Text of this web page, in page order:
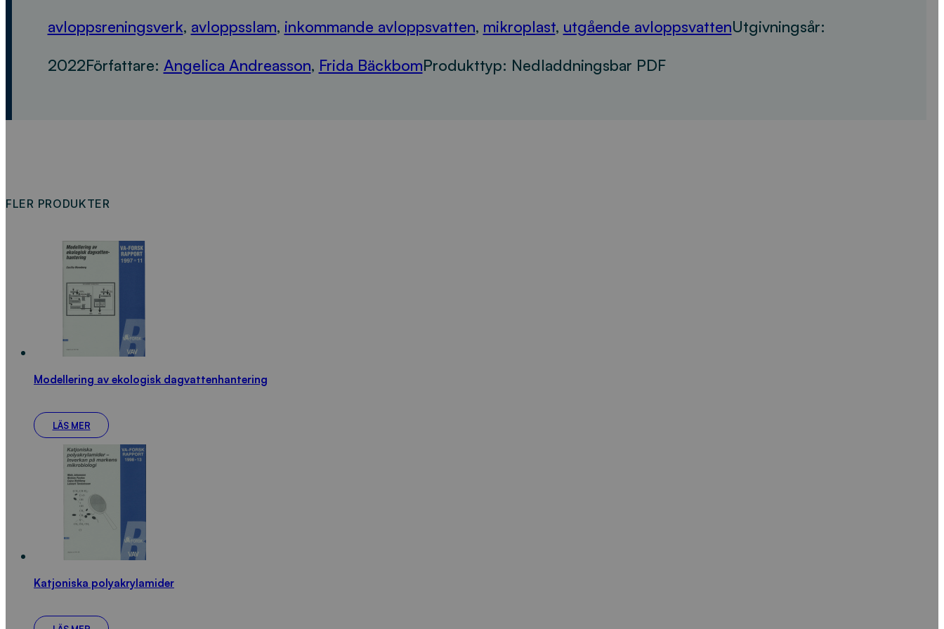
avloppsreningsverk, avloppsslam, inkommande avloppsvatten, mikroplast, utgående avloppsvattenUtgivningsår:
2022Författare: Angelica Andreasson, Frida BäckbomProdukttyp: Nedladdningsbar PDF
FLER PRODUKTER
Modellering av ekologisk dagvattenhantering
LÄS MER
Katjoniska polyakrylamider